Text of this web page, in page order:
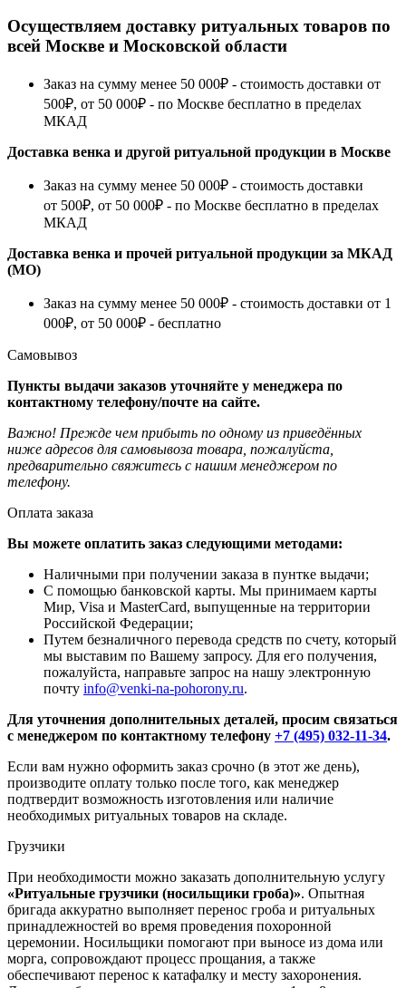
Осуществляем доставку ритуальных товаров по
всей Москве и Московской области
Заказ на сумму менее 50 000₽ - стоимость доставки от
500₽, от 50 000₽ - по Москве бесплатно в пределах
МКАД
Доставка венка и другой ритуальной продукции в Москве
Заказ на сумму менее 50 000₽ - стоимость доставки
от 500₽, от 50 000₽ - по Москве бесплатно в пределах
МКАД
Доставка венка и прочей ритуальной продукции за МКАД
(МО)
Заказ на сумму менее 50 000₽ - стоимость доставки от 1
000₽, от 50 000₽ - бесплатно
Самовывоз
Пункты выдачи заказов уточняйте у менеджера по
контактному телефону/почте на сайте.
Важно! Прежде чем прибыть по одному из приведённых
ниже адресов для самовывоза товара, пожалуйста,
предварительно свяжитесь с нашим менеджером по
телефону.
Оплата заказа
Вы можете оплатить заказ следующими методами:
Наличными при получении заказа в пунтке выдачи;
С помощью банковской карты. Мы принимаем карты
Мир, Visa и MasterCard, выпущенные на территории
Российской Федерации;
Путем безналичного перевода средств по счету, который
мы выставим по Вашему запросу. Для его получения,
пожалуйста, направьте запрос на нашу электронную
почту info@venki-na-pohorony.ru.
Для уточнения дополнительных деталей, просим связаться
с менеджером по контактному телефону +7 (495) 032-11-34.
Если вам нужно оформить заказ срочно (в этот же день),
производите оплату только после того, как менеджер
подтвердит возможность изготовления или наличие
необходимых ритуальных товаров на складе.
Грузчики
При необходимости можно заказать дополнительную услугу
«Ритуальные грузчики (носильщики гроба)». Опытная
бригада аккуратно выполняет перенос гроба и ритуальных
принадлежностей во время проведения похоронной
церемонии. Носильщики помогают при выносе из дома или
морга, сопровождают процесс прощания, а также
обеспечивают перенос к катафалку и месту захоронения.